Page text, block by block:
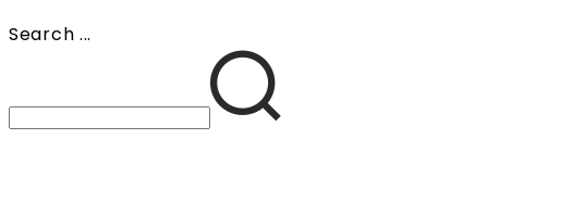
Search ...